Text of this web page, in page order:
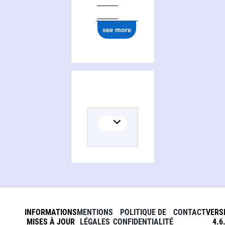
see more
INFORMATIONS
MISES À JOUR
MENTIONS
LÉGALES
POLITIQUE DE
CONFIDENTIALITÉ
CONTACT